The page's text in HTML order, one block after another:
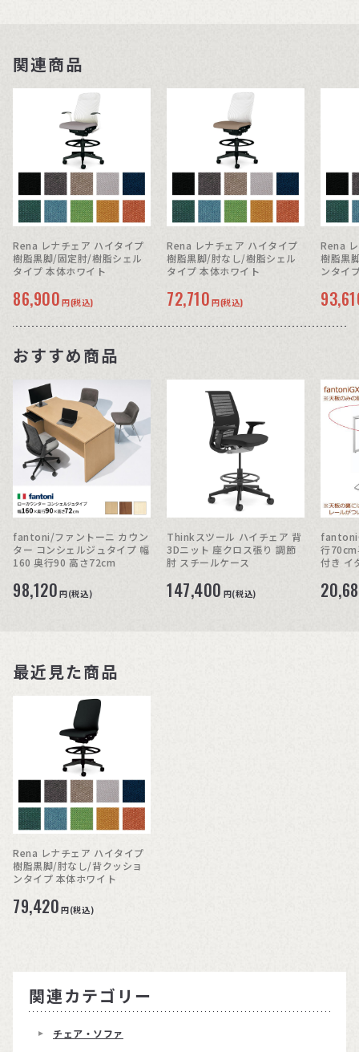
関連商品
Rena レナチェア ハイタイプ
樹脂黒脚/固定肘/樹脂シェル
タイプ 本体ホワイト
86,900 円(税込)
Rena レナチェア ハイタイプ
樹脂黒脚/肘なし/樹脂シェル
タイプ 本体ホワイト
72,710 円(税込)
Rena
樹脂黒
ンタイ
おすすめ商品
fantoni/ファントーニ カウン
ター コンシェルジュタイプ 幅
160 奥行90 高さ72cm
98,120 円(税込)
Thinkスツール ハイチェア 背
3Dニット 座クロス張り 調節
肘 スチールケース
147,400 円(税込)
行70cm
付き イ
最近見た商品
Rena レナチェア ハイタイプ
樹脂黒脚/肘なし/背クッショ
ンタイプ 本体ホワイト
79,420 円(税込)
関連カテゴリー
チェア・ソファ